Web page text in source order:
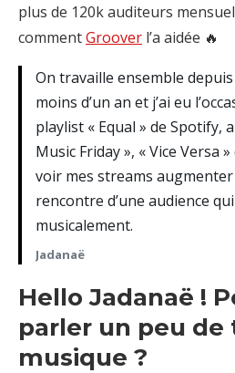
plus de 120k auditeurs
commentGroover l’a aidée 🔥
On travaille ensemble
moins d’un an et j’ai eu
playlist « Equal » de Spotify,
Music Friday », « Vice Versa
voir mes streams
rencontre d’une audience
musicalement.
Jadanaë
Hello Jadanaë !
parler un peu de
musique ?